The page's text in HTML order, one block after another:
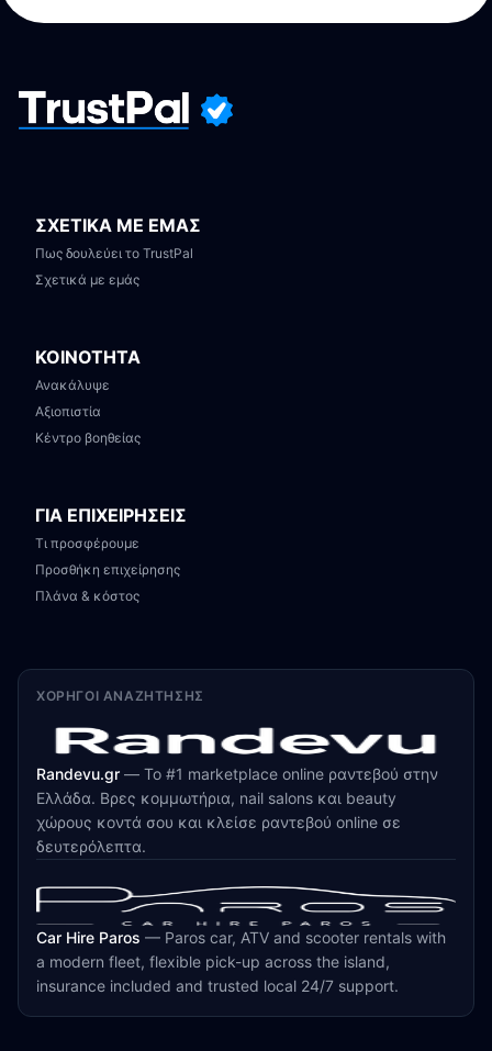
ΣΧΕΤΙΚΑ ΜΕ ΕΜΑΣ
Πως δουλεύει το TrustPal
Σχετικά με εμάς
ΚΟΙΝΟΤΗΤΑ
Ανακάλυψε
Αξιοπιστία
Κέντρο βοηθείας
ΓΙΑ ΕΠΙΧΕΙΡΗΣΕΙΣ
Τι προσφέρουμε
Προσθήκη επιχείρησης
Πλάνα & κόστος
ΧΟΡΗΓΟΊ ΑΝΑΖΉΤΗΣΗΣ
Randevu.gr — Το #1 marketplace online ραντεβού στην
Ελλάδα. Βρες κομμωτήρια, nail salons και beauty
χώρους κοντά σου και κλείσε ραντεβού online σε
δευτερόλεπτα.
Car Hire Paros — Paros car, ATV and scooter rentals with
a modern fleet, flexible pick-up across the island,
insurance included and trusted local 24/7 support.